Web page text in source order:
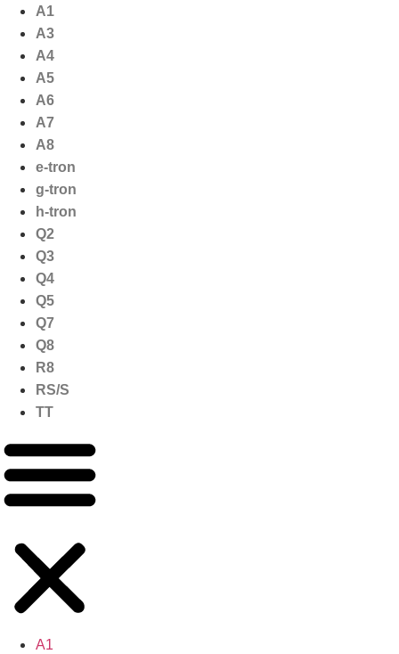
naar
inhoud
A1
A3
A4
A5
A6
A7
A8
e-tron
g-tron
h-tron
Q2
Q3
Q4
Q5
Q7
Q8
R8
RS/S
TT
A1